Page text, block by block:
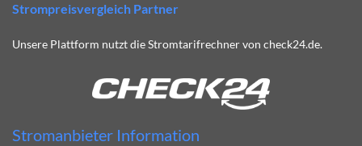
Strompreisvergleich Partner
Unsere Plattform nutzt die Stromtarifrechner von check24.de.
Stromanbieter Information